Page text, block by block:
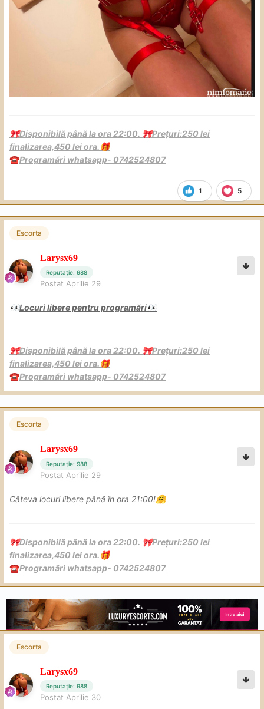
1 5
🎀Disponibilă până la ora 22:00. 🎀Prețuri:250 lei
finalizarea,450 lei ora.🎁
☎️Programări whatsapp- 0742524807
Escorta
Larysx69
Reputație: 988
Postat Aprilie 29
👀Locuri libere pentru programări👀
🎀Disponibilă până la ora 22:00. 🎀Prețuri:250 lei
finalizarea,450 lei ora.🎁
☎️Programări whatsapp- 0742524807
Escorta
Larysx69
Reputație: 988
Postat Aprilie 29
Câteva locuri libere până în ora 21:00!🤗
🎀Disponibilă până la ora 22:00. 🎀Prețuri:250 lei
finalizarea,450 lei ora.🎁
☎️Programări whatsapp- 0742524807
Escorta
Larysx69
Reputație: 988
Postat Aprilie 30